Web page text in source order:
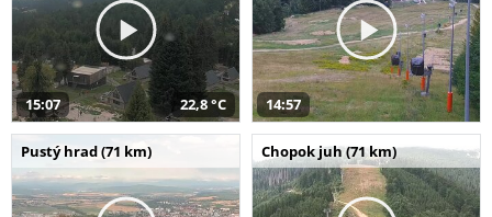
15:07 22,8 °C 14:57
Pustý hrad (71 km) Chopok juh (71 km)